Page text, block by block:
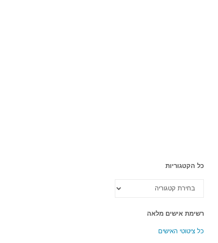
כל הקטגוריות
הקטגוריות
רשימת אישים מלאה
כל ציטוטי האישים